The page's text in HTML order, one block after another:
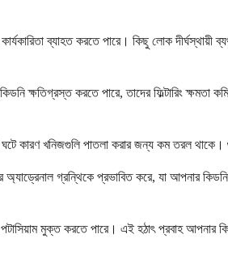
ব্যাহত করতে পারে। কিছু লোক
ক্ষতিগ্রস্ত করতে পারে, তাদের ফিল্টারিং
কারণ খনিজগুলি পাতলা করার জন্য কম তরল থাকে।
গ্রন্থিকে প্রভাবিত করে, যা আপনার
মুক্ত করতে পারে। এই হঠাৎ প্রবাহ আপনার